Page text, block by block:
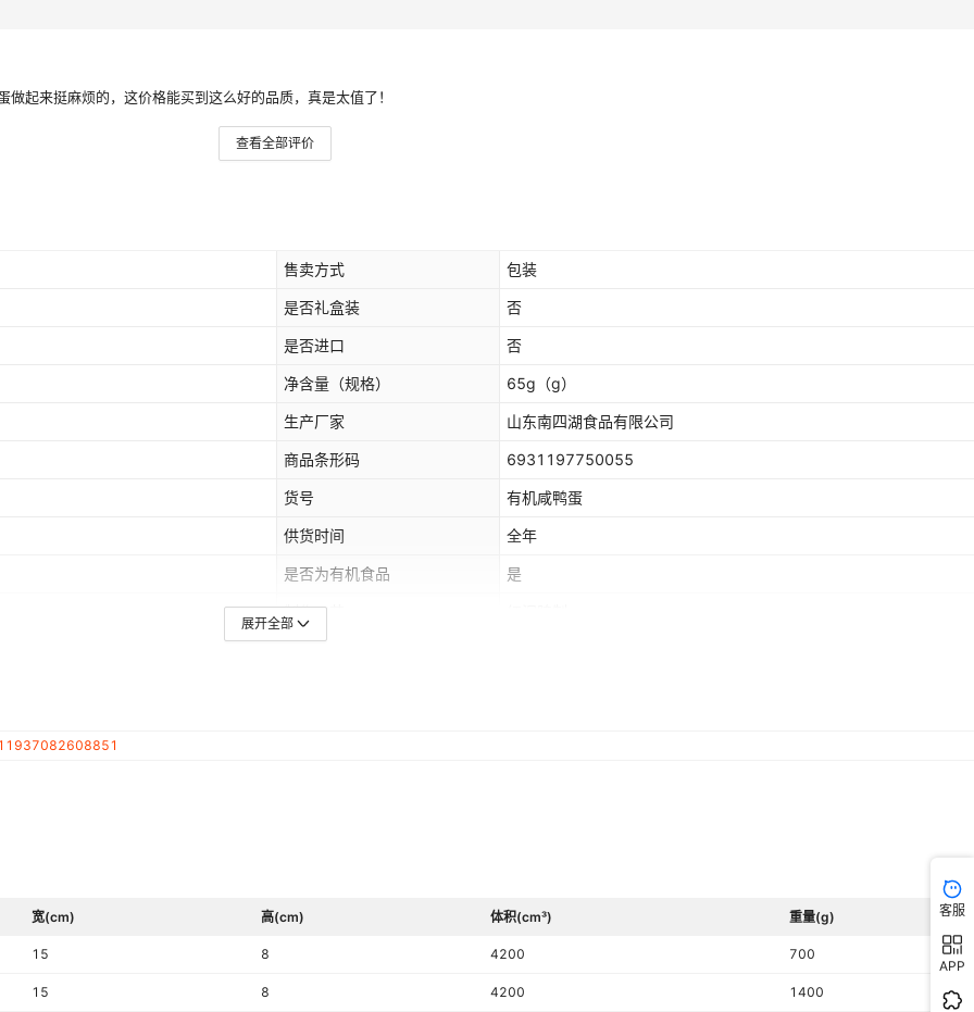
起来挺麻烦的，这价格能买到这么好的品质，真是太值了！
查看全部评价
售卖方式 包装
是否礼盒装 否
是否进口 否
净含量（规格） 65g （g）
生产厂家 山东南四湖食品有限公司
商品条形码 6931197750055
货号 有机咸鸭蛋
供货时间 全年
是否为有机食品 是
制作工艺
展开全部
宽(cm) 高(cm) 体积(cm³) 重量(g)
15 8 4200 700
15 8 4200 1400
客服
APP